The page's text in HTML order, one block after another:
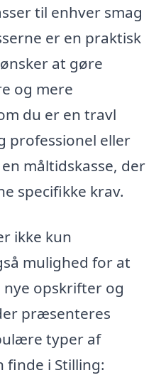
til enhver smag
er en praktisk
at gøre
og mere
du er en travl
professionel eller
måltidskasse, der
specifikke krav.
ikke kun
mulighed for at
opskrifter og
præsenteres
typer af
finde i Stilling: